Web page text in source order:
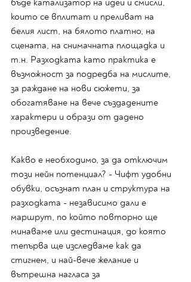
бъде катализатор на идеи и смисли,
които се вплитат и преливат на
белия лист, на бялото платно, на
сцената, на снимачната площадка и
т.н. Разходката като практика е
възможност за подредба на мислите,
за раждане на нови сюжети, за
обогатяване на вече създадените
характери и образи от дадено
произведение.
Какво е необходимо, за да отключим
този нейн потенциал? - Чифт удобни
обувки, осъзнат план и структура на
разходката - независимо дали е
маршрут, по който повторно ще
минаваме или дестинация, до която
тепърва ще изследваме как да
стигнем, и най-вече желание и
вътрешна нагласа за